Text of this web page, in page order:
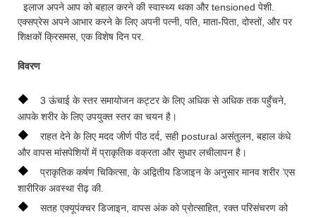
इलाज अपने आप को बहाल करने की स्वास्थ्य थका और tensioned पेशी.
एक्सप्रेस अपने आभार करने के लिए अपनी पत्नी, पति, माता-पिता, दोस्तों, और पर
शिक्षकों क्रिसमस, एक विशेष दिन पर.
विवरण
◆
3 ऊंचाई के स्तर समायोजन कट्टर के लिए अधिक से अधिक तक पहुँचने,
आपके शरीर के लिए उपयुक्त स्तर का चयन है।
◆
राहत देने के लिए मदद जीर्ण पीठ दर्द, सही postural असंतुलन, बहाल कंधे
और वापस मांसपेशियों में प्राकृतिक वक्रता और सुधार लचीलापन है।
◆
प्राकृतिक कर्षण चिकित्सा, के अद्वितीय डिजाइन के अनुसार मानव शरीर ’एस
शारीरिक अवस्था रीढ़ की.
◆
सतह एक्यूपंक्चर डिजाइन, वापस अंक को प्रोत्साहित, रक्त परिसंचरण को